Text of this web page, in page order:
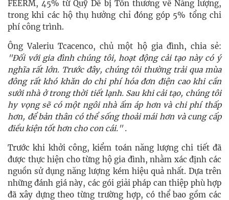
FEERM, 45% từ Quỹ Dễ bị Tổn thương về Năng lượng,
trong khi các hộ thụ hưởng chỉ đóng góp 5% tổng chi
phí công trình.
Ông Valeriu Tcacenco, chủ một hộ gia đình, chia sẻ:
"Đối với gia đình chúng tôi, hoạt động cải tạo này có ý
nghĩa rất lớn. Trước đây, chúng tôi thường trải qua mùa
đông rất khó khăn do chi phí hóa đơn điện cao khi cần
sưởi nhà ở trong thời tiết lạnh. Sau khi cải tạo, chúng tôi
hy vọng sẽ có một ngôi nhà ấm áp hơn và chi phí thấp
hơn, để bản thân có thể sống thoải mái hơn và cung cấp
điều kiện tốt hơn cho con cái." .
Trước khi khởi công, kiểm toán năng lượng chi tiết đã
được thực hiện cho từng hộ gia đình, nhằm xác định các
nguồn sử dụng năng lượng kém hiệu quả nhất. Dựa trên
những đánh giá này, các gói giải pháp can thiệp phù hợp
đã xây dựng theo từng trường hợp, có thể bao gồm các